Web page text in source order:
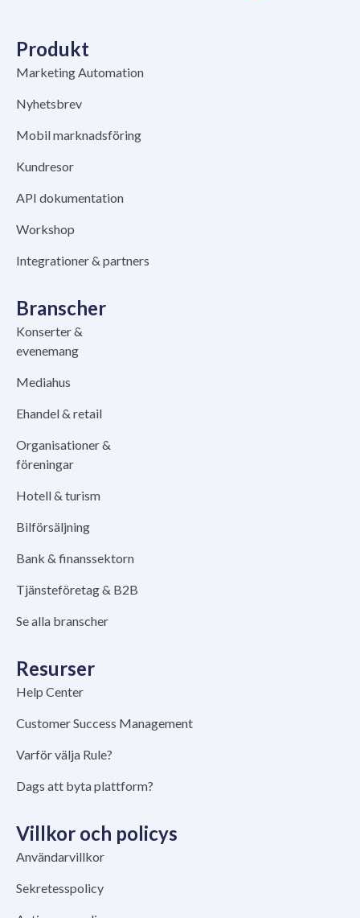
Produkt
Marketing Automation
Nyhetsbrev
Mobil marknadsföring
Kundresor
API dokumentation
Workshop
Integrationer & partners
Branscher
Konserter &
evenemang
Mediahus
Ehandel & retail
Organisationer &
föreningar
Hotell & turism
Bilförsäljning
Bank & finanssektorn
Tjänsteföretag & B2B
Se alla branscher
Resurser
Help Center
Customer Success Management
Varför välja Rule?
Dags att byta plattform?
Villkor och policys
Användarvillkor
Sekretesspolicy